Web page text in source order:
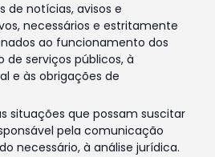
de notícias, avisos e
necessários e estritamente
ao funcionamento dos
de serviços públicos, à
e às obrigações de
situações que possam suscitar
pela comunicação
necessário, à análise jurídica.